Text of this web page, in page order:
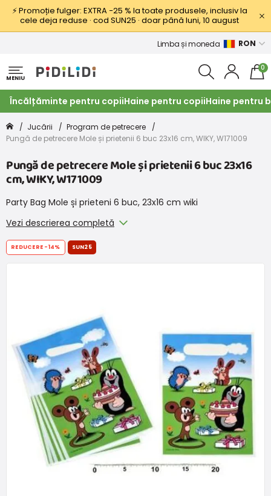
⚡ Promoție fulger: EXTRA −25 % la toate produsele, inclusiv la
cele deja reduse · cod SUN25 · doar până luni, 10 august
Limba și moneda RON
MENIU
0
Încălțăminte pentru copiiHaine pentru copiiHaine pentru
Jucării
Program de petrecere
Pungă de petrecere Mole și prietenii 6 buc 23x16 cm, WIKY, W171009
Pungă de petrecere Mole și prietenii 6 buc 23x16
cm, WIKY, W171009
Party Bag Mole și prieteni 6 buc, 23x16 cm wiki
Vezi descrierea completă
REDUCERE -14% SUN25